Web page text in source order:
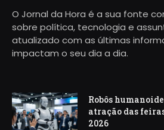
O Jornal da Hora é a sua fonte
sobre política, tecnologia e
atualizado com as últimas
impactam o seu dia a dia.
Robôs
atração das
2026